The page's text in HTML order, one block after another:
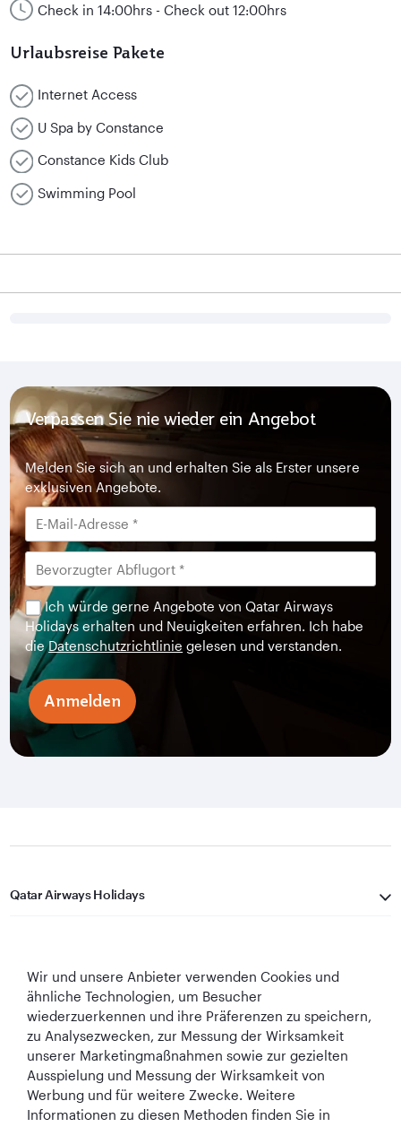
Check in 14:00hrs - Check out 12:00hrs
Urlaubsreise Pakete
Internet Access
U Spa by Constance
Constance Kids Club
Swimming Pool
Verpassen Sie nie wieder ein Angebot
Melden Sie sich an und erhalten Sie als Erster unsere
exklusiven Angebote.
Ich würde gerne Angebote von Qatar Airways
Holidays erhalten und Neuigkeiten erfahren. Ich habe
dieDatenschutzrichtlinie gelesen und verstanden.
Anmelden
Qatar Airways Holidays
In Verbindung bleiben
Wir und unsere Anbieter verwenden Cookies und
ähnliche Technologien, um Besucher
wiederzuerkennen und ihre Präferenzen zu speichern,
zu Analysezwecken, zur Messung der Wirksamkeit
unserer Marketingmaßnahmen sowie zur gezielten
Ausspielung und Messung der Wirksamkeit von
Werbung und für weitere Zwecke. Weitere
Informationen zu diesen Methoden finden Sie in